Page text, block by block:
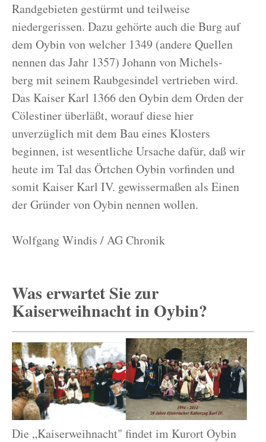
Randgebieten gestürmt und teilweise
niedergerissen. Dazu gehörte auch die Burg auf
dem Oybin von welcher 1349 (andere Quellen
nennen das Jahr 1357) Johann von Michels-
berg mit seinem Raubgesindel vertrieben wird.
Das Kaiser Karl 1366 den Oybin dem Orden der
Cölestiner überläßt, worauf diese hier
unverzüglich mit dem Bau eines Klosters
beginnen, ist wesentliche Ursache dafür, daß wir
heute im Tal das Örtchen Oybin vorfinden und
somit Kaiser Karl IV. gewissermaßen als Einen
der Gründer von Oybin nennen wollen.
Wolfgang Windis / AG Chronik
Was erwartet Sie zur
Kaiserweihnacht in Oybin?
Die „Kaiserweihnacht" findet im Kurort Oybin